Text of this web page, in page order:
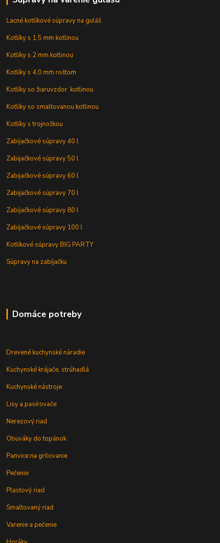
Lacné kotlíkové súpravy na guláš
Kotlíky s 1,5 mm kotlinou
Kotlíky s 2 mm kotlinou
Kotlíky s 4,0 mm roštom
Kotlíky so žiaruvzdor. kotlinou
Kotlíky so smaltovanou kotlinou
Kotlíky s trojnožkou
Zabijačkové súpravy 40 l
Zabijačkové súpravy 50 l
Zabijačkové súpravy 60 l
Zabijačkové súpravy 70 l
Zabijačkové súpravy 80 l
Zabijačkové súpravy 100 l
Kotlíkové súpravy BIG PARTY
Súpravy na zabíjačku
Domáce potreby
Drevené kuchynské náradie
Kuchynské krájače, strúhadlá
Kuchynské nástroje
Lisy a pasírovače
Nerezový riad
Obuváky do topánok
Panvice na grilovanie
Pečenie
Plastový riad
Smaltovaný riad
Varenie a pečenie